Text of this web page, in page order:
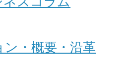
・概要・沿革